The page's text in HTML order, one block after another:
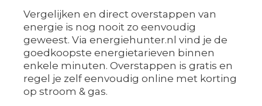
Vergelijken en direct overstappen van
energie is nog nooit zo eenvoudig
geweest. Via energiehunter.nl vind je de
goedkoopste energietarieven binnen
enkele minuten. Overstappen is gratis en
regel je zelf eenvoudig online met korting
op stroom & gas.